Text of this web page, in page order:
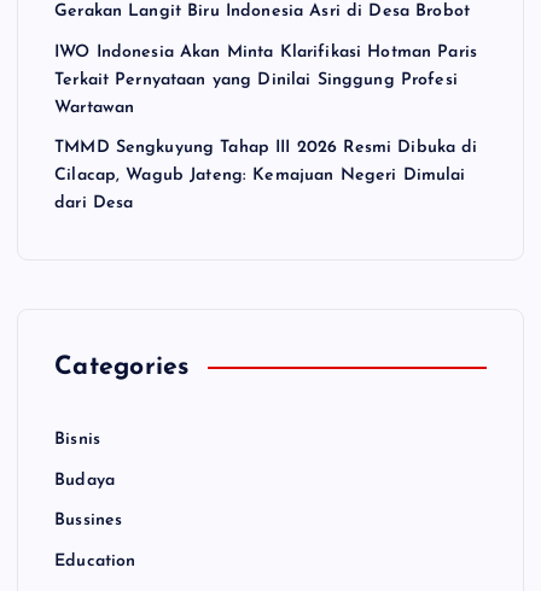
Gerakan Langit Biru Indonesia Asri di Desa Brobot
IWO Indonesia Akan Minta Klarifikasi Hotman Paris
Terkait Pernyataan yang Dinilai Singgung Profesi
Wartawan
TMMD Sengkuyung Tahap III 2026 Resmi Dibuka di
Cilacap, Wagub Jateng: Kemajuan Negeri Dimulai
dari Desa
Categories
Bisnis
Budaya
Bussines
Education